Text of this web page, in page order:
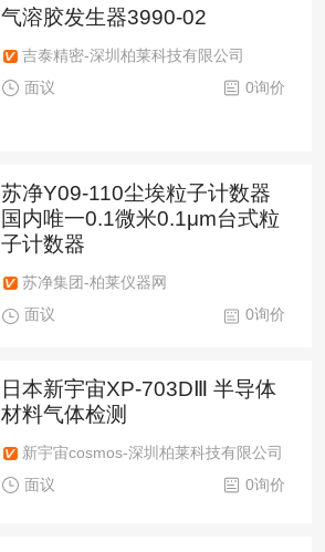
气溶胶发生器3990-02
吉泰精密-深圳柏莱科技有限公司
0询价
面议
苏净Y09-110尘埃粒子计数器
国内唯一0.1微米0.1μm台式粒
子计数器
苏净集团-柏莱仪器网
0询价
面议
日本新宇宙XP-703DⅢ 半导体
材料气体检测
新宇宙cosmos-深圳柏莱科技有限公司
0询价
面议